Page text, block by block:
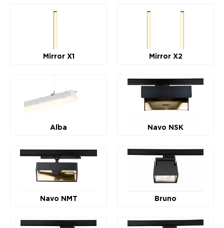
Mirror X1 Mirror X2
Alba Navo NSK
Navo NMT Bruno